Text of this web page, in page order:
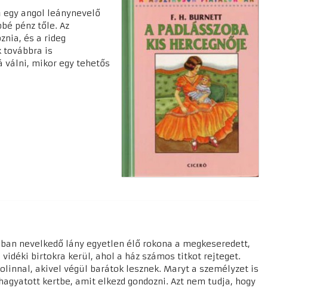
angol leánynevelő
pénz tőle. Az
és a rideg
továbbra is
válni, mikor egy tehetős
nevelkedő lány egyetlen élő rokona a megkeseredett,
vidéki birtokra kerül, ahol a ház számos titkot rejteget.
akivel végül barátok lesznek. Maryt a személyzet is
kertbe, amit elkezd gondozni. Azt nem tudja, hogy